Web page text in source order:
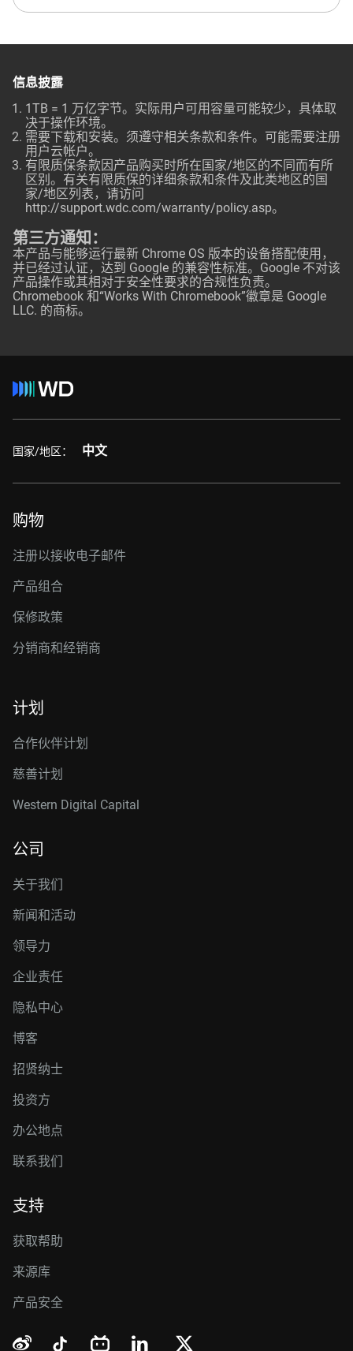
信息披露
1TB = 1 万亿字节。实际用户可用容量可能较少，具体取
决于操作环境。
需要下载和安装。须遵守相关条款和条件。可能需要注册
用户云帐户。
有限质保条款因产品购买时所在国家/地区的不同而有所
区别。有关有限质保的详细条款和条件及此类地区的国
家/地区列表，请访问
http://support.wdc.com/warranty/policy.asp。
第三方通知：
本产品与能够运行最新 Chrome OS 版本的设备搭配使用，
并已经过认证，达到 Google 的兼容性标准。Google 不对该
产品操作或其相对于安全性要求的合规性负责。
Chromebook 和“Works With Chromebook”徽章是 Google
LLC. 的商标。
国家/地区： 中文
购物
注册以接收电子邮件
产品组合
保修政策
分销商和经销商
计划
合作伙伴计划
慈善计划
Western Digital Capital
公司
关于我们
新闻和活动
领导力
企业责任
隐私中心
博客
招贤纳士
投资方
办公地点
联系我们
支持
获取帮助
来源库
产品安全